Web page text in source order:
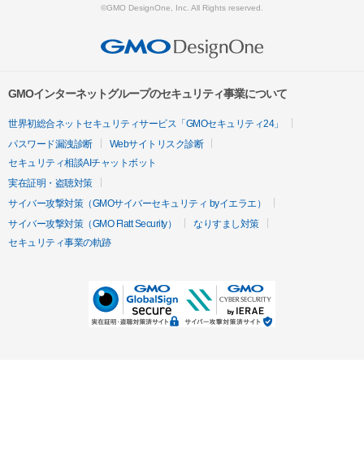
©GMO DesignOne, Inc. All Rights reserved.
GMOインターネットグループのセキュリティ事業について
世界初総合ネットセキュリティサービス「GMOセキュリティ24」
パスワード漏洩診断
Webサイトリスク診断
セキュリティ相談AIチャットボット
実在証明・盗聴対策
サイバー攻撃対策（GMOサイバーセキュリティ byイエラエ）
サイバー攻撃対策（GMO Flatt Security）
なりすまし対策
セキュリティ事業の軌跡